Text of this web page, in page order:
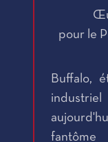
pour le
Buffalo,